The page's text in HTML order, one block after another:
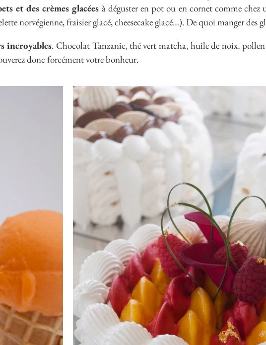
et des crèmes glacéesà déguster en pot ou en cornet comme
norvégienne, fraisier glacé, cheesecake glacé…). De quoi manger des
incroyables. Chocolat Tanzanie, thé vert matcha, huile de noix,
donc forcément votre bonheur.